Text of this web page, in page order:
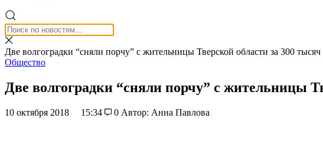
Две волгоградки “сняли порчу” с жительницы Тверской области за 300 тысяч
Общество
Две волгоградки “сняли порчу” с жительницы
10 октября 2018 15:34 0 Автор: Анна Павлова